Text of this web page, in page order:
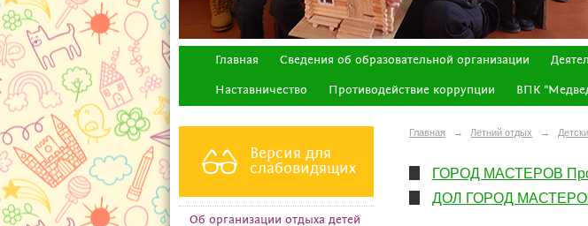
Главная Сведения об образовательной организации
Наставничество Противодействие коррупции ВПК
Версия для
слабовидящих
Об организации отдыха детей
Главная → Летний отдых →
ГОРОД МАСТЕРОВ
ДОЛ ГОРОД МАСТЕРОВ